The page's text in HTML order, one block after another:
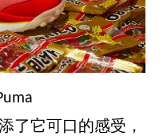
了它可口的感受，